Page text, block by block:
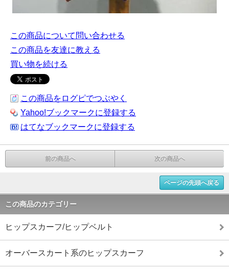
この商品について問い合わせる
この商品を友達に教える
買い物を続ける
この商品をログピでつぶやく
Yahoo!ブックマークに登録する
はてなブックマークに登録する
前の商品へ 次の商品へ
ページの先頭へ戻る
この商品のカテゴリー
ヒップスカーフ/ヒップベルト
オーバースカート系のヒップスカーフ